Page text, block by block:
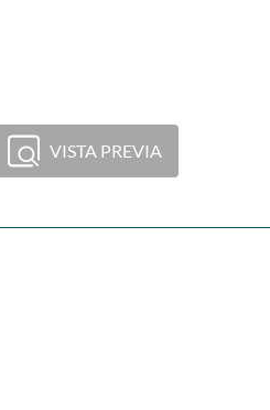
VISTA PREVIA